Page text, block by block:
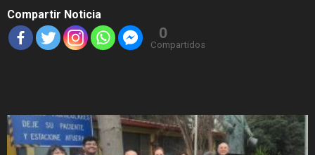
Compartir Noticia
0
Compartidos